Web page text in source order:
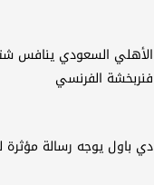
الأهلي السعودي ينافس
فنربخشة الفرنسي
دي باول يوجه رسالة